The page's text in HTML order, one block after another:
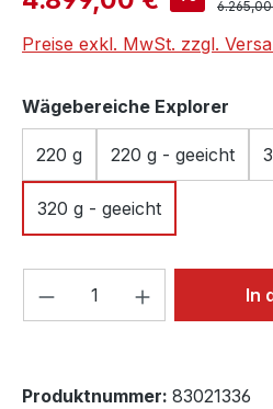
Preise exkl. MwSt. zzgl.
Wägebereiche Explorer
220 g 220 g - geeicht
320 g - geeicht
Produkt Anzahl: In
Produktnummer: 83021336